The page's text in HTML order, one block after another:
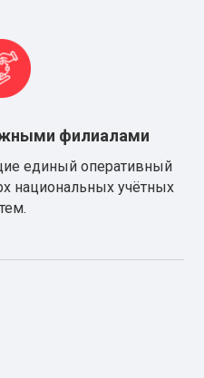
филиалами
единый оперативный
национальных учётных